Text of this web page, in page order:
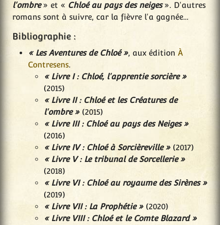
l'ombre» et « Chloé au pays des neiges». D'autres
romans sont à suivre, car la fièvre l'a gagnée…
Bibliographie :
« Les Aventures de Chloé », aux édition À
Contresens.
« Livre I : Chloé, l'apprentie sorcière »
(2015)
« Livre II : Chloé et les Créatures de
l'ombre » (2015)
« Livre III : Chloé au pays des Neiges »
(2016)
« Livre IV : Chloé à Sorcièreville » (2017)
« Livre V : Le tribunal de Sorcellerie »
(2018)
« Livre VI : Chloé au royaume des Sirènes »
(2019)
« Livre VII : La Prophétie » (2020)
« Livre VIII : Chloé et le Comte Blazard »